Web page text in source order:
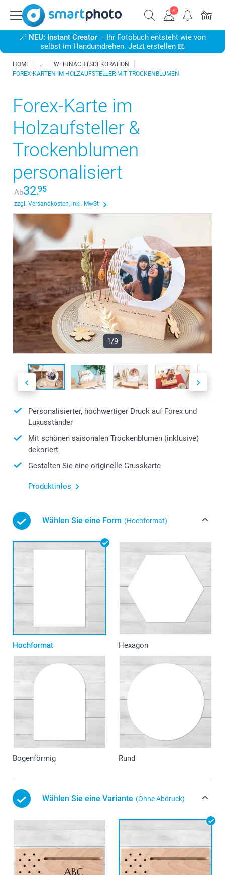
🪄 NEU: Instant Creator – Ihr Fotobuch entsteht wie von
selbst im Handumdrehen. Jetzt erstellen 📖
HOME
WEIHNACHTSDEKORATION
FOREX-KARTEN IM HOLZAUFSTELLER MIT TROCKENBLUMEN
Forex-Karte im
Holzaufsteller &
Trockenblumen
personalisiert
Ab32.95
zzgl. Versandkosten, inkl. MwSt
1/9
Personalisierter, hochwertiger Druck auf Forex und
Luxusständer
Mit schönen saisonalen Trockenblumen (inklusive)
dekoriert
Gestalten Sie eine originelle Grusskarte
Produktinfos
Wählen Sie eine Form (Hochformat)
Hochformat Hexagon
Bogenförmig Rund
Wählen Sie eine Variante (Ohne Abdruck)